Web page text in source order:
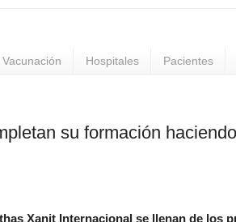
Vacunación Hospitales Pacientes
su formación
Xanit Internacional se llenan de los